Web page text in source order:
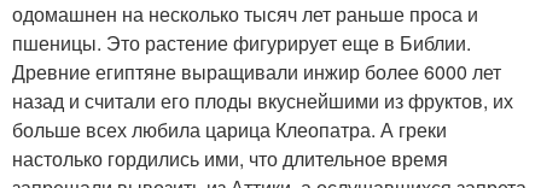
одомашнен на несколько тысяч лет раньше проса и
пшеницы. Это растение фигурирует еще в Библии.
Древние египтяне выращивали инжир более 6000 лет
назад и считали его плоды вкуснейшими из фруктов, их
больше всех любила царица Клеопатра. А греки
настолько гордились ими, что длительное время